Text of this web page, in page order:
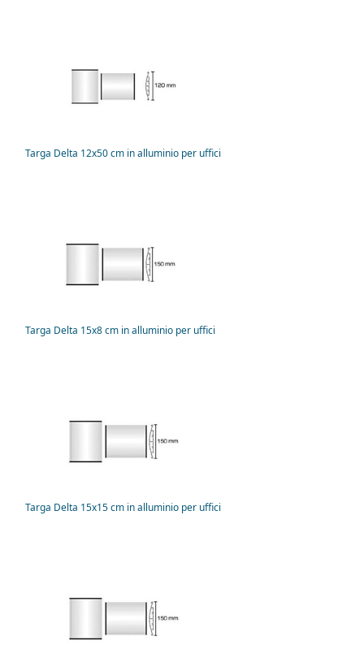
Targa Delta 12x50 cm in alluminio per uffici
Targa Delta 15x8 cm in alluminio per uffici
Targa Delta 15x15 cm in alluminio per uffici